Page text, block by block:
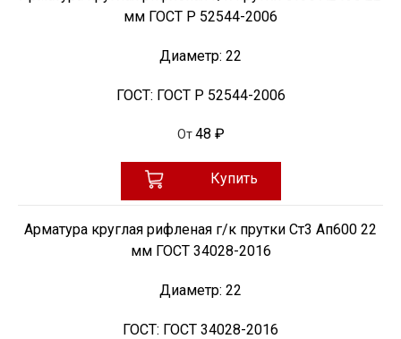
мм ГОСТ Р 52544-2006
Диаметр: 22
ГОСТ: ГОСТ Р 52544-2006
От 48 ₽
Купить
Арматура круглая рифленая г/к прутки Ст3 Ап600 22
мм ГОСТ 34028-2016
Диаметр: 22
ГОСТ: ГОСТ 34028-2016